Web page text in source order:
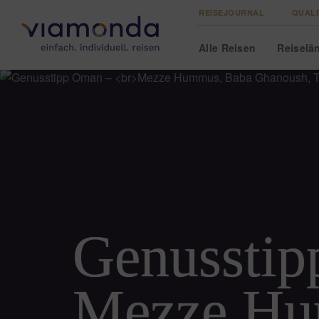
REISEJOURNAL
Alle Reisen Reise